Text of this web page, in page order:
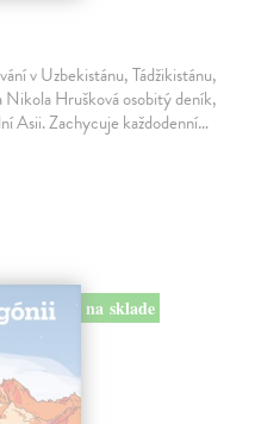
v Uzbekistánu, Tádžikistánu,
Nikola Hrušková osobitý deník,
Asii. Zachycuje každodenní…
na sklade